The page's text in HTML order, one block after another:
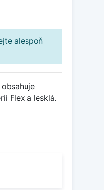
alespoň
Flexia lesklá.